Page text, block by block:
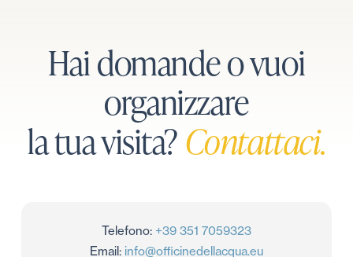
Hai domande o vuoi
organizzare
la tua visita?Contattaci.
Telefono: +39 351 7059323
Email: info@officinedellacqua.eu